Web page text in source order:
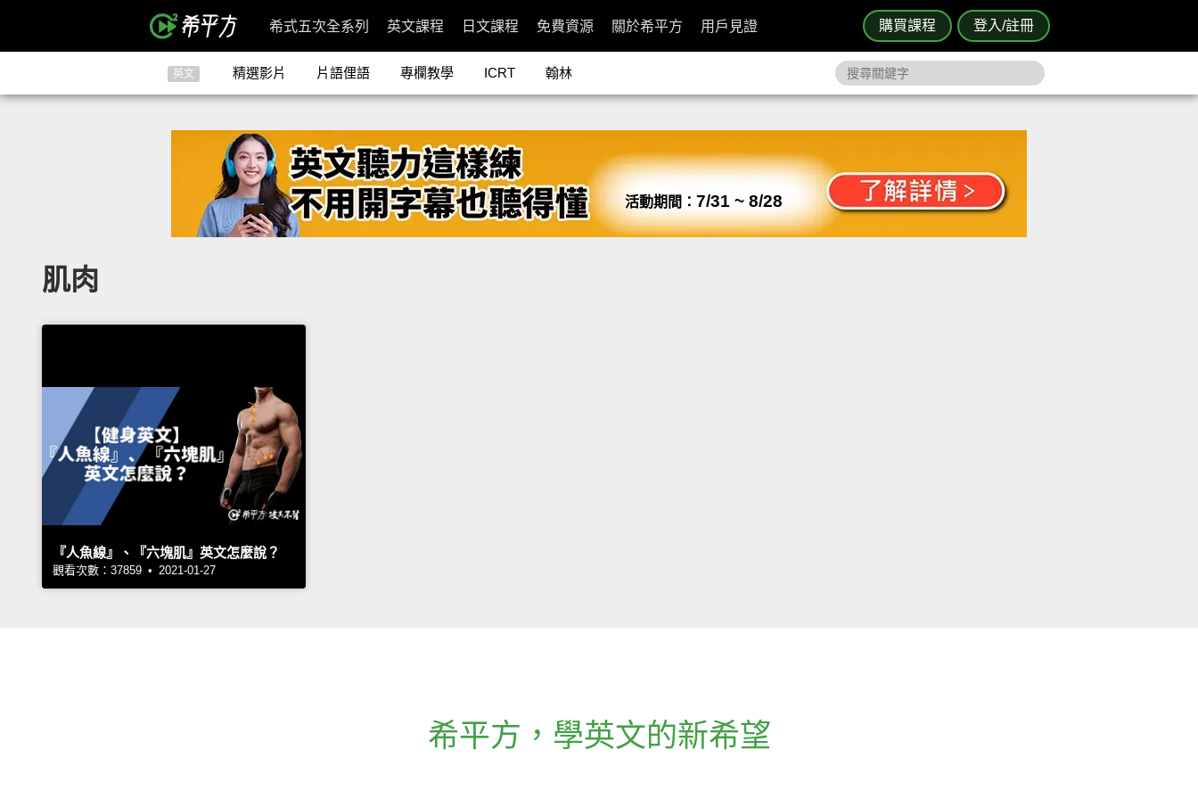
購買課程 登入/註冊
希式五次全系列 英文課程 日文課程 免費資源 關於希平方 用戶見證
英文 精選影片 片語俚語 專欄教學 ICRT 翰林
活動期間： 7/31 ~ 8/28
肌肉
『人魚線』、『六塊肌』英文怎麼說？
觀看次數：37859 • 2021-01-27
希平方 ， 學英文的新希望